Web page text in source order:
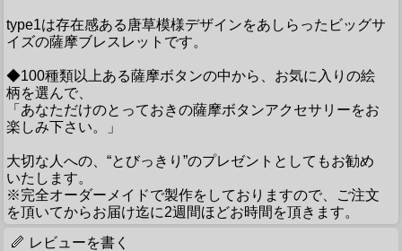
type1は存在感ある唐草模様デザインをあしらったビッグサ
イズの薩摩ブレスレットです。
◆100種類以上ある薩摩ボタンの中から、お気に入りの絵
柄を選んで、
「あなただけのとっておきの薩摩ボタンアクセサリーをお
楽しみ下さい。」
大切な人への、“とびっきり”のプレゼントとしてもお勧め
いたします。
※完全オーダーメイドで製作をしておりますので、ご注文
を頂いてからお届け迄に2週間ほどお時間を頂きます。
レビューを書く